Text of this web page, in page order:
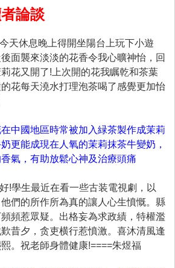
論談
天休息晚上得開坐陽台上玩下小遊
面襲來淡淡的花香令我心曠神怡，回
花又開了!上次開的花我瞩乾和茶葉
花每天澆水打理泡茶喝了感覺更加怡
中國地區時常被加入緑茶製作成茉莉
更能成現在人氧的茉莉抹茶牛變奶，
氣，有助放鬆心神及治療頭痛
!學生最近在看一些古装電視劇，以
們的所作所為真的讓人心生憤慨。縣
頻惹眾疑。出格妄為求政績，特權濫
昔夕，贪吏横行惹憤激。喜沐清風逢
。祝老師身體健康!====朱煜福